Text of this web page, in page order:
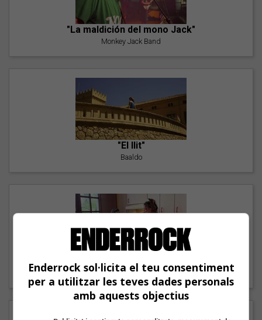
"La maldición del mono Jack"
Monkey Jack Band
"El llit"
Baaldo
"Lo bueno y lo malo"
Carmen y María
Enderrock sol·licita el teu consentiment
per a utilitzar les teves dades personals
amb aquests objectius